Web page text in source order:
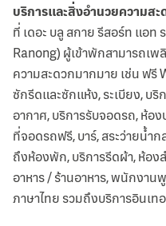
บริการและสิ่งอำนวยความสะ
ที่ เดอะ บลู สกาย รีสอร์ท แอท
Ranong) ผู้เข้าพักสามารถเ
ความสะดวกมากมาย เช่น ฟรี
ซักรีดและซักแห้ง, ระเบียง, บ
อากาศ, บริการรับจอดรถ, ห้อ
ที่จอดรถฟรี, บาร์, สระว่ายน้ำ
ถึงห้องพัก, บริการรีดผ้า, ห้อง
อาหาร / ร้านอาหาร, พนักงา
ภาษาไทย รวมถึงบริการอินเท